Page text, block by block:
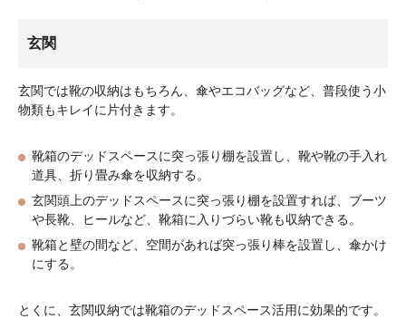
玄関
玄関では靴の収納はもちろん、傘やエコバッグなど、普段使う小
物類もキレイに片付きます。
靴箱のデッドスペースに突っ張り棚を設置し、靴や靴の手入れ
道具、折り畳み傘を収納する。
玄関頭上のデッドスペースに突っ張り棚を設置すれば、ブーツ
や長靴、ヒールなど、靴箱に入りづらい靴も収納できる。
靴箱と壁の間など、空間があれば突っ張り棒を設置し、傘かけ
にする。
とくに、玄関収納では靴箱のデッドスペース活用に効果的です。